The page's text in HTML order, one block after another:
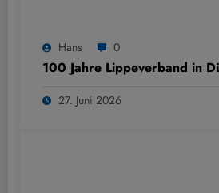
Hans 0
100 Jahre Lippeverband in
27. Juni 2026